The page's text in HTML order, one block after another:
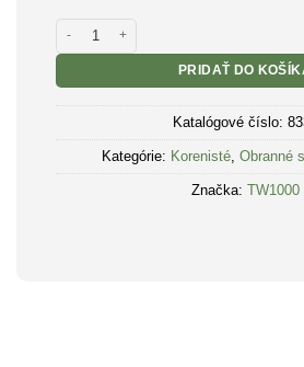
množstvo Obranný sprej TW1000
PRIDAŤ DO
Katalógové číslo:
Kategórie: Korenisté, Obranné
Značka: TW1000